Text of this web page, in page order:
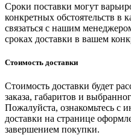
Сроки поставки могут
конкретных обстоятельств в
связаться с нашим
сроках доставки в вашем
Стоимость доставки
Стоимость доставки будет
заказа, габаритов и
Пожалуйста, ознакомьтесь с
доставки на странице
завершением покупки.